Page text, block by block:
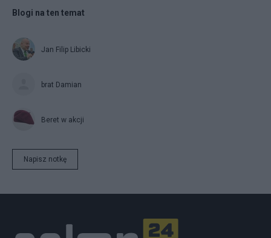
Blogi na ten temat
Jan Filip Libicki
brat Damian
Beret w akcji
Napisz notkę